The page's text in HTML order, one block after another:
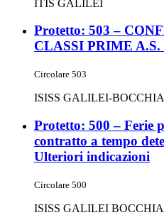
ITIS GALILEI
Protetto: 503 –
CLASSI PRIME A.S.
Circolare 503
ISISS GALILEI-
Protetto: 500 – Ferie
contratto a tempo
Ulteriori indicazioni
Circolare 500
ISISS GALILEI